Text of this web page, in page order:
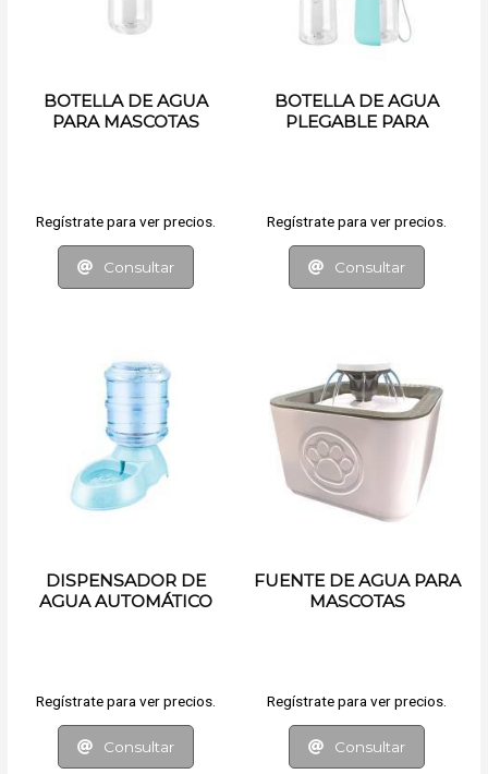
BOTELLA DE AGUA
PARA MASCOTAS
Regístrate para ver precios.
Consultar
BOTELLA DE AGUA
PLEGABLE PARA
Regístrate para ver precios.
Consultar
DISPENSADOR DE
AGUA AUTOMÁTICO
Regístrate para ver precios.
Consultar
FUENTE DE AGUA PARA
MASCOTAS
Regístrate para ver precios.
Consultar